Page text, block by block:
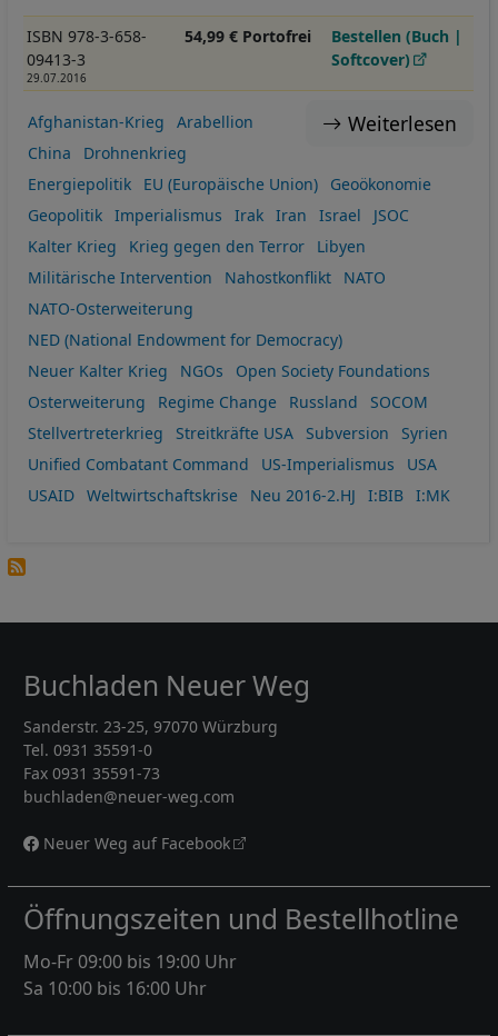
ISBN 978-3-658-
09413-3
29.07.2016
54,99 € Portofrei
Bestellen (Buch |
Softcover)
Weiterlesen
Afghanistan-Krieg
Arabellion
China
Drohnenkrieg
Energiepolitik
EU (Europäische Union)
Geoökonomie
Geopolitik
Imperialismus Irak Iran Israel
JSOC
Kalter Krieg
Krieg gegen den Terror
Libyen
Militärische Intervention
Nahostkonflikt
NATO
NATO-Osterweiterung
NED (National Endowment for Democracy)
Neuer Kalter Krieg
NGOs
Open Society Foundations
Osterweiterung
Regime Change Russland
SOCOM
Stellvertreterkrieg
Streitkräfte USA Subversion
Syrien
Unified Combatant Command
US-Imperialismus
USA
USAID
Weltwirtschaftskrise Neu 2016-2.HJ I:BIB I:MK
Buchladen Neuer Weg
Sanderstr. 23-25, 97070 Würzburg
Tel. 0931 35591-0
Fax 0931 35591-73
buchladen@neuer-weg.com
Neuer Weg auf Facebook
Öffnungszeiten und Bestellhotline
Mo-Fr 09:00 bis 19:00 Uhr
Sa 10:00 bis 16:00 Uhr